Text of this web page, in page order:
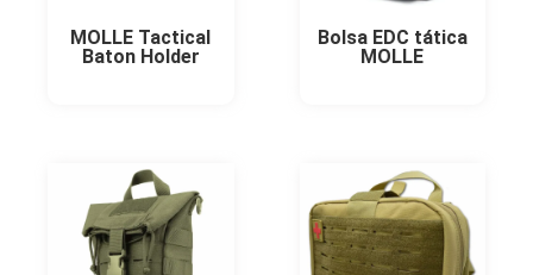
MOLLE Tactical
Baton Holder
Bolsa EDC tática
MOLLE